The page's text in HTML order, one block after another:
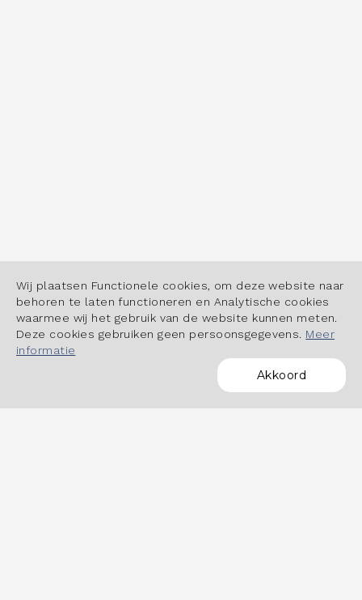
Wij plaatsen Functionele cookies, om deze website naar
behoren te laten functioneren en Analytische cookies
waarmee wij het gebruik van de website kunnen meten.
Deze cookies gebruiken geen persoonsgegevens. Meer
informatie
Akkoord
POWERED BY